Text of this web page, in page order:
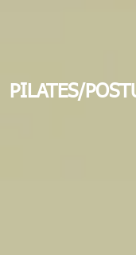
PILATES/